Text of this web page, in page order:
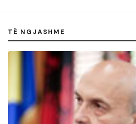
TË NGJASHME